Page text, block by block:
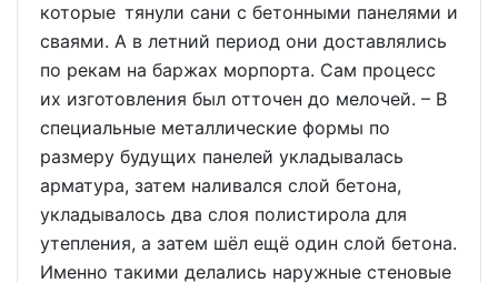
которые тянули сани с бетонными панелями и
сваями. А в летний период они доставлялись
по рекам на баржах морпорта. Сам процесс
их изготовления был отточен до мелочей. – В
специальные металлические формы по
размеру будущих панелей укладывалась
арматура, затем наливался слой бетона,
укладывалось два слоя полистирола для
утепления, а затем шёл ещё один слой бетона.
Именно такими делались наружные стеновые